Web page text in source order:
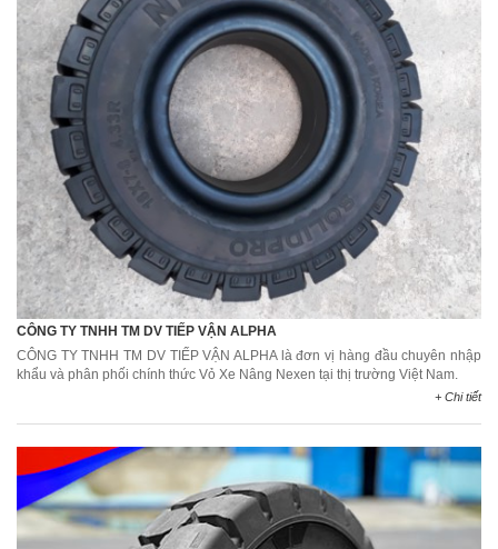
CÔNG TY TNHH TM DV TIẾP VẬN ALPHA
CÔNG TY TNHH TM DV TIẾP VẬN ALPHA là đơn vị hàng đầu chuyên nhập
khẩu và phân phối chính thức Vỏ Xe Nâng Nexen tại thị trường Việt Nam.
+ Chi tiết